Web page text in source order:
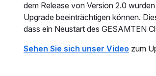
dem Release von Version 2.0
Upgrade beeinträchtigen können.
dass ein Neustart des GESAMTEN
Sehen Sie sich unser Video zum